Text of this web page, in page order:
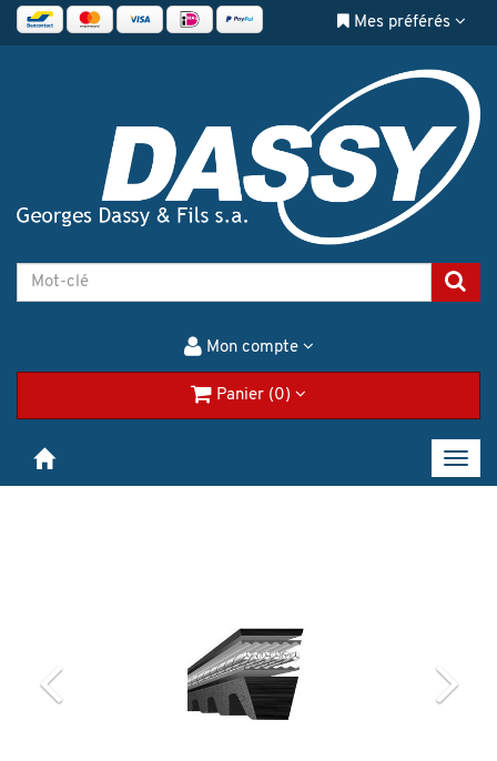
Mes préférés
Mon compte
Panier (0)